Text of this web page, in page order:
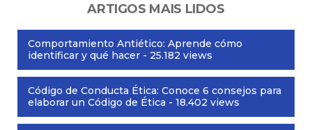
ARTIGOS MAIS LIDOS
Comportamiento Antiético: Aprende cómo
identificar y qué hacer - 25.182 views
Código de Conducta Ética: Conoce 6 consejos para
elaborar un Código de Ética - 18.402 views